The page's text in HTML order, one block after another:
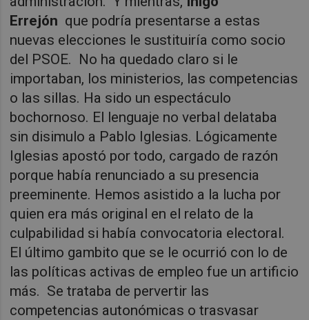
Errejón que podría presentarse a estas
nuevas elecciones le sustituiría como socio
del PSOE. No ha quedado claro si le
importaban, los ministerios, las competencias
o las sillas. Ha sido un espectáculo
bochornoso. El lenguaje no verbal delataba
sin disimulo a Pablo Iglesias. Lógicamente
Iglesias apostó por todo, cargado de razón
porque había renunciado a su presencia
preeminente. Hemos asistido a la lucha por
quien era más original en el relato de la
culpabilidad si había convocatoria electoral.
El último gambito que se le ocurrió con lo de
las políticas activas de empleo fue un artificio
más. Se trataba de pervertir las
competencias autonómicas o trasvasar